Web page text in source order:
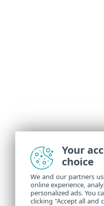
Your
choice
We and our partners
online experience,
personalized ads. You
clicking "Accept all and